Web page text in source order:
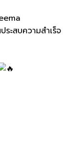
ะสบความ​สำเร็จ